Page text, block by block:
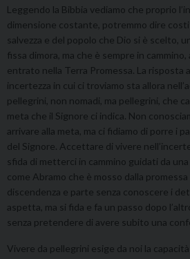
Leggendo la Bibbia vediamo che proprio
dimensione costante, potremmo dire
salvezza e del popolo che Dio si è scelto,
fissa dimora, ma che è sempre in
entrato nella Terra Promessa. La risposta
incertezza in cui ci troviamo sta allora
pellegrini, non nomadi, ma pellegrini, che
meta che il Signore ci indica. Non
arrivare alla meta, ma ci fidiamo di porre i
del Signore. Accettare di vivere
sfida di metterci in cammino guidati da
come Abramo che è mosso dalla
discendenza e parte senza conoscere i
aspetta, ma si fida e fa un passo dopo
senza pretendere di avere subito una
Vivere da pellegrini esige da noi la